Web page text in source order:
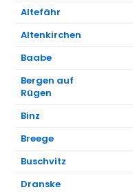
Altefähr
Altenkirchen
Baabe
Bergen auf
Rügen
Binz
Breege
Buschvitz
Dranske